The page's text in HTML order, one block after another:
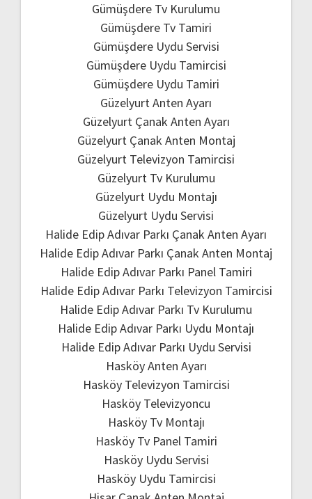
Gümüşdere Tv Kurulumu
Gümüşdere Tv Tamiri
Gümüşdere Uydu Servisi
Gümüşdere Uydu Tamircisi
Gümüşdere Uydu Tamiri
Güzelyurt Anten Ayarı
Güzelyurt Çanak Anten Ayarı
Güzelyurt Çanak Anten Montaj
Güzelyurt Televizyon Tamircisi
Güzelyurt Tv Kurulumu
Güzelyurt Uydu Montajı
Güzelyurt Uydu Servisi
Halide Edip Adıvar Parkı Çanak Anten Ayarı
Halide Edip Adıvar Parkı Çanak Anten Montaj
Halide Edip Adıvar Parkı Panel Tamiri
Halide Edip Adıvar Parkı Televizyon Tamircisi
Halide Edip Adıvar Parkı Tv Kurulumu
Halide Edip Adıvar Parkı Uydu Montajı
Halide Edip Adıvar Parkı Uydu Servisi
Hasköy Anten Ayarı
Hasköy Televizyon Tamircisi
Hasköy Televizyoncu
Hasköy Tv Montajı
Hasköy Tv Panel Tamiri
Hasköy Uydu Servisi
Hasköy Uydu Tamircisi